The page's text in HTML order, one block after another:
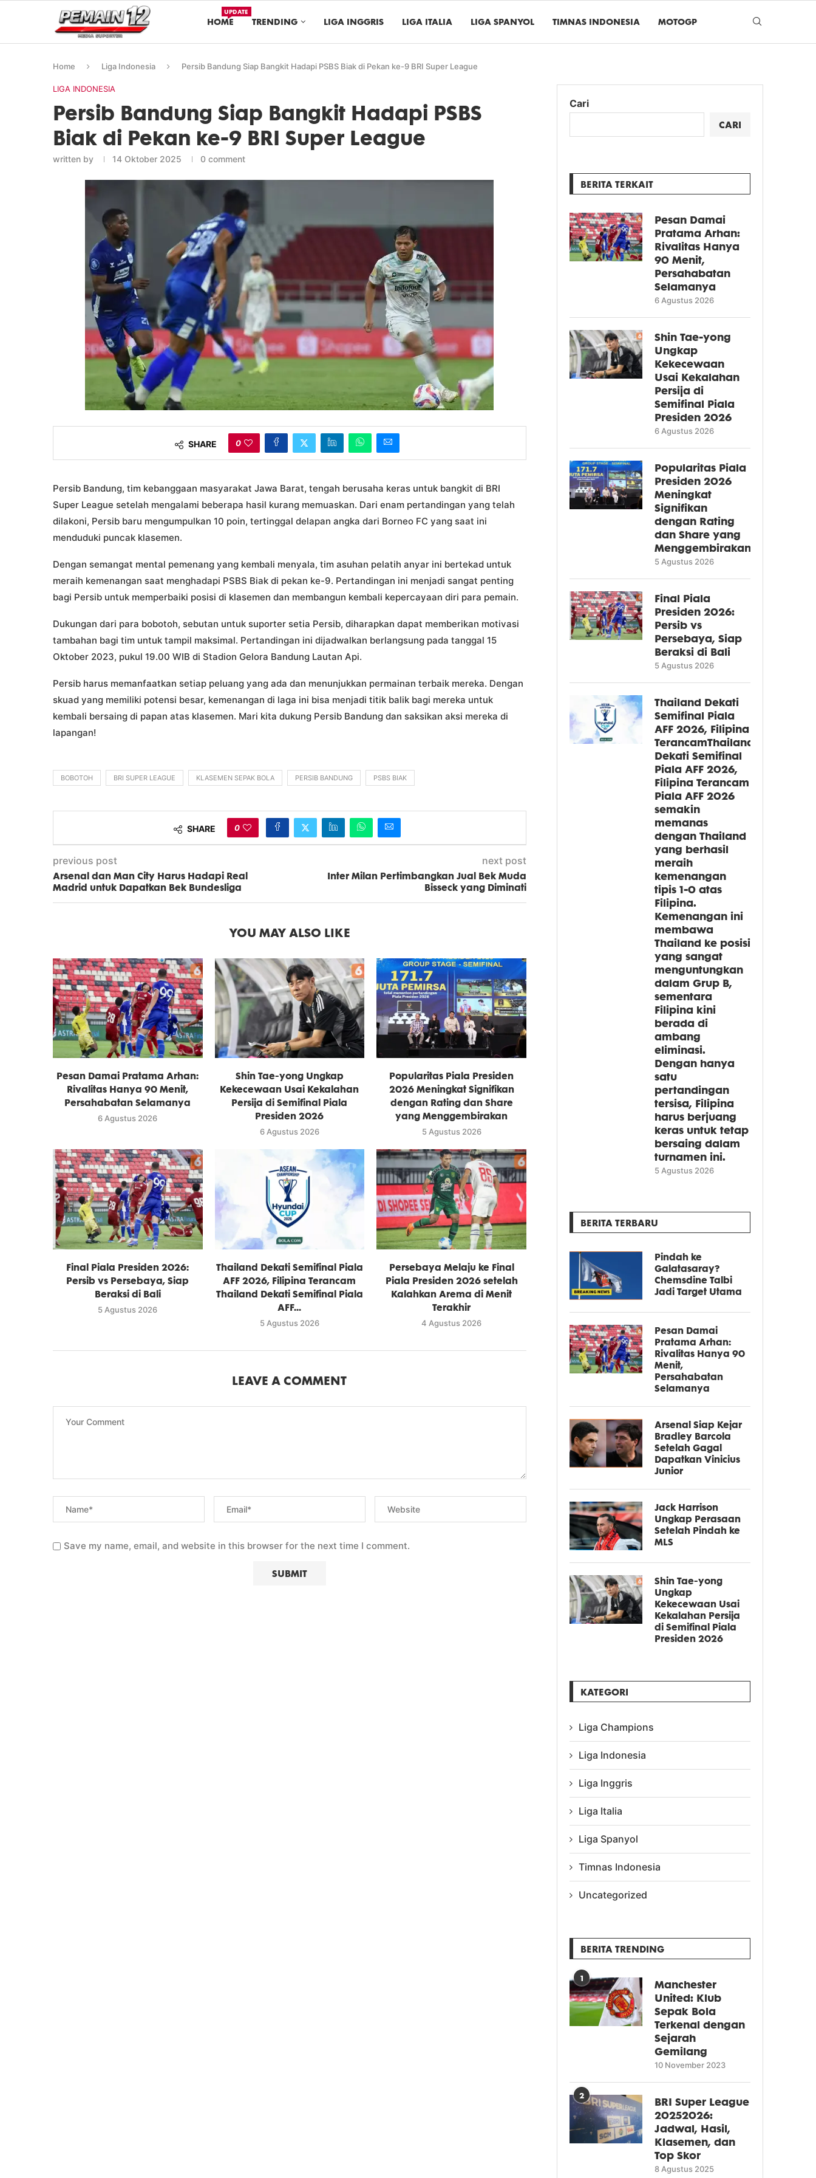
HOME
UPDATE
TRENDING LIGA INGGRIS LIGA ITALIA LIGA SPANYOL TIMNAS INDONESIA MOTOGP
Home Liga Indonesia Persib Bandung Siap Bangkit Hadapi PSBS Biak di Pekan ke-9 BRI Super League
LIGA INDONESIA
Persib Bandung Siap Bangkit Hadapi PSBS
Biak di Pekan ke-9 BRI Super League
written by 14 Oktober 2025 0 comment
SHARE 0
Persib Bandung, tim kebanggaan masyarakat Jawa Barat, tengah berusaha keras untuk bangkit di BRI
Super League setelah mengalami beberapa hasil kurang memuaskan. Dari enam pertandingan yang telah
dilakoni, Persib baru mengumpulkan 10 poin, tertinggal delapan angka dari Borneo FC yang saat ini
menduduki puncak klasemen.
Dengan semangat mental pemenang yang kembali menyala, tim asuhan pelatih anyar ini bertekad untuk
meraih kemenangan saat menghadapi PSBS Biak di pekan ke-9. Pertandingan ini menjadi sangat penting
bagi Persib untuk memperbaiki posisi di klasemen dan membangun kembali kepercayaan diri para pemain.
Dukungan dari para bobotoh, sebutan untuk suporter setia Persib, diharapkan dapat memberikan motivasi
tambahan bagi tim untuk tampil maksimal. Pertandingan ini dijadwalkan berlangsung pada tanggal 15
Oktober 2023, pukul 19.00 WIB di Stadion Gelora Bandung Lautan Api.
Persib harus memanfaatkan setiap peluang yang ada dan menunjukkan permainan terbaik mereka. Dengan
skuad yang memiliki potensi besar, kemenangan di laga ini bisa menjadi titik balik bagi mereka untuk
kembali bersaing di papan atas klasemen. Mari kita dukung Persib Bandung dan saksikan aksi mereka di
lapangan!
BOBOTOH BRI SUPER LEAGUE KLASEMEN SEPAK BOLA PERSIB BANDUNG PSBS BIAK
SHARE 0
previous post
Arsenal dan Man City Harus Hadapi Real
Madrid untuk Dapatkan Bek Bundesliga
next post
Inter Milan Pertimbangkan Jual Bek Muda
Bisseck yang Diminati
YOU MAY ALSO LIKE
Pesan Damai Pratama Arhan:
Rivalitas Hanya 90 Menit,
Persahabatan Selamanya
6 Agustus 2026
Shin Tae-yong Ungkap
Kekecewaan Usai Kekalahan
Persija di Semifinal Piala
Presiden 2026
6 Agustus 2026
Popularitas Piala Presiden
2026 Meningkat Signifikan
dengan Rating dan Share
yang Menggembirakan
5 Agustus 2026
Final Piala Presiden 2026:
Persib vs Persebaya, Siap
Beraksi di Bali
5 Agustus 2026
Thailand Dekati Semifinal Piala
AFF 2026, Filipina Terancam
Thailand Dekati Semifinal Piala
AFF...
5 Agustus 2026
Persebaya Melaju ke Final
Piala Presiden 2026 setelah
Kalahkan Arema di Menit
Terakhir
4 Agustus 2026
LEAVE A COMMENT
Save my name, email, and website in this browser for the next time I comment.
Cari
CARI
BERITA TERKAIT
Pesan Damai
Pratama Arhan:
Rivalitas Hanya
90 Menit,
Persahabatan
Selamanya
6 Agustus 2026
Shin Tae-yong
Ungkap
Kekecewaan
Usai Kekalahan
Persija di
Semifinal Piala
Presiden 2026
6 Agustus 2026
Popularitas Piala
Presiden 2026
Meningkat
Signifikan
dengan Rating
dan Share yang
Menggembirakan
5 Agustus 2026
Final Piala
Presiden 2026:
Persib vs
Persebaya, Siap
Beraksi di Bali
5 Agustus 2026
Thailand Dekati
Semifinal Piala
AFF 2026, Filipina
TerancamThailand
Dekati Semifinal
Piala AFF 2026,
Filipina Terancam
Piala AFF 2026
semakin
memanas
dengan Thailand
yang berhasil
meraih
kemenangan
tipis 1-0 atas
Filipina.
Kemenangan ini
membawa
Thailand ke posisi
yang sangat
menguntungkan
dalam Grup B,
sementara
Filipina kini
berada di
ambang
eliminasi.
Dengan hanya
satu
pertandingan
tersisa, Filipina
harus berjuang
keras untuk tetap
bersaing dalam
turnamen ini.
5 Agustus 2026
BERITA TERBARU
Pindah ke
Galatasaray?
Chemsdine Talbi
Jadi Target Utama
Pesan Damai
Pratama Arhan:
Rivalitas Hanya 90
Menit,
Persahabatan
Selamanya
Arsenal Siap Kejar
Bradley Barcola
Setelah Gagal
Dapatkan Vinicius
Junior
Jack Harrison
Ungkap Perasaan
Setelah Pindah ke
MLS
Shin Tae-yong
Ungkap
Kekecewaan Usai
Kekalahan Persija
di Semifinal Piala
Presiden 2026
KATEGORI
Liga Champions
Liga Indonesia
Liga Inggris
Liga Italia
Liga Spanyol
Timnas Indonesia
Uncategorized
BERITA TRENDING
1
Manchester
United: Klub
Sepak Bola
Terkenal dengan
Sejarah
Gemilang
10 November 2023
2
BRI Super League
20252026:
Jadwal, Hasil,
Klasemen, dan
Top Skor
8 Agustus 2025